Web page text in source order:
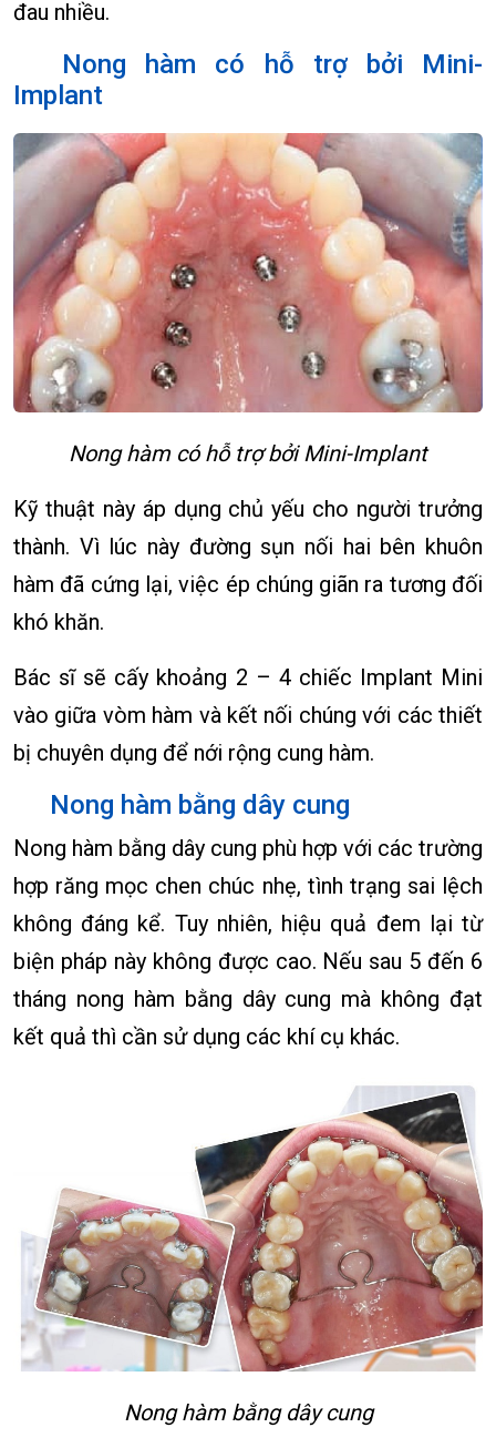
đau nhiều.
Nong hàm có hỗ trợ bởi Mini-
Implant
Nong hàm có hỗ trợ bởi Mini-Implant
Kỹ thuật này áp dụng chủ yếu cho người trưởng
thành. Vì lúc này đường sụn nối hai bên khuôn
hàm đã cứng lại, việc ép chúng giãn ra tương đối
khó khăn.
Bác sĩ sẽ cấy khoảng 2 – 4 chiếc Implant Mini
vào giữa vòm hàm và kết nối chúng với các thiết
bị chuyên dụng để nới rộng cung hàm.
Nong hàm bằng dây cung
Nong hàm bằng dây cung phù hợp với các trường
hợp răng mọc chen chúc nhẹ, tình trạng sai lệch
không đáng kể. Tuy nhiên, hiệu quả đem lại từ
biện pháp này không được cao. Nếu sau 5 đến 6
tháng nong hàm bằng dây cung mà không đạt
kết quả thì cần sử dụng các khí cụ khác.
Nong hàm bằng dây cung